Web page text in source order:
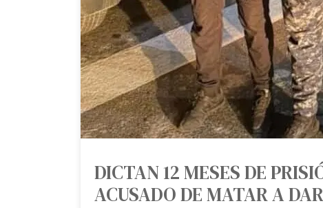
DICTAN 12 MESES DE
ACUSADO DE MATAR A